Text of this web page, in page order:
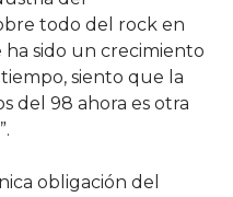
todo del rock en
sido un crecimiento
siento que la
del 98 ahora es otra
obligación del